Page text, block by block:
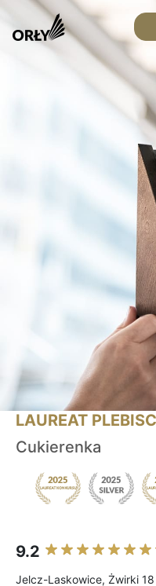
LAUREAT
Cukierenka
9.2
Jelcz-Laskowice, Żwirki 18